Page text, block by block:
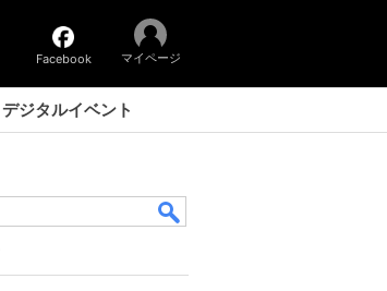
Facebook マイページ
デジタルイベント